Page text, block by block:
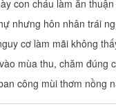
con cháu làm ăn
nhưng hôn nhân trái
cơ làm mãi không
mùa thu, chăm đúng
công mùi thơm nồng